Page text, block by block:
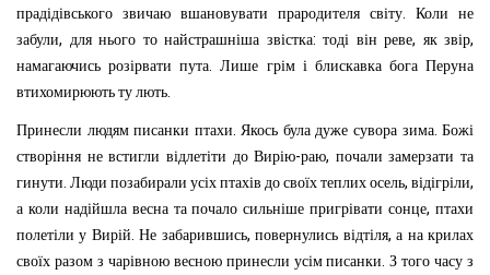
прадідівського звичаю вшановувати прародителя світу. Коли
не
забули, для нього то найстрашніша звістка: тоді він реве, як звір,
намагаючись розірвати пута.Лише грім і блискавка бога Перуна
втихомирюють ту лють.
Принесли людям писанки птахи.Якось була дуже сувора зима.Божі
створіння не встигли відлетіти до Вирію-раю, почали замерзати та
гинути. Люди позабирали усіх птахів до своїх теплих осель, відігріли,
а коли надійшла весна та почало сильніше пригрівати сонце,птахи
полетіли у Вирій.Не забарившись,повернулись відтіля,а на крилах
своїх разом з чарівною весною принесли усім писанки.З того часу з